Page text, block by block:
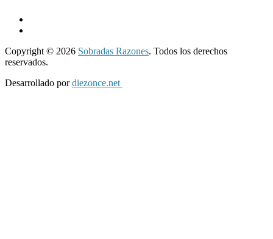
Copyright © 2026 Sobradas Razones. Todos los derechos
reservados.
Desarrollado pordiezonce.net